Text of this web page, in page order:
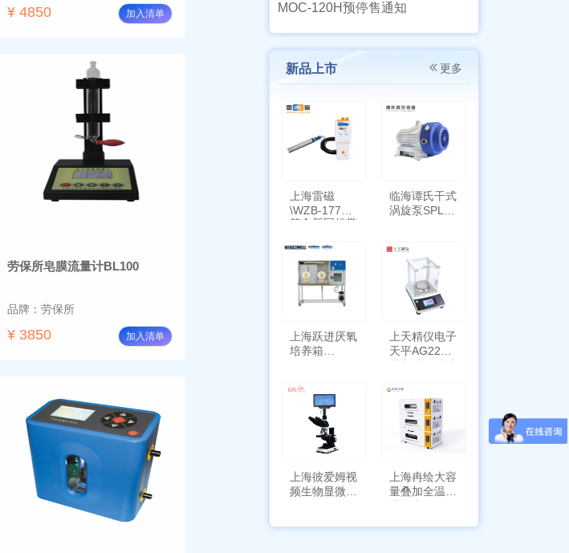
¥ 4850 加入清单
劳保所皂膜流量计BL100
品牌：劳保所
¥ 3850 加入清单
MOC-120H预停售通知
新品上市 更多
上海雷磁
\WZB-177Y
符合新国标带
临海谭氏干式
涡旋泵SPL-
上海跃进厌氧
培养箱
上天精仪电子
天平AG2255
上海彼爱姆视
频生物显微镜
上海冉绘大容
量叠加全温恒